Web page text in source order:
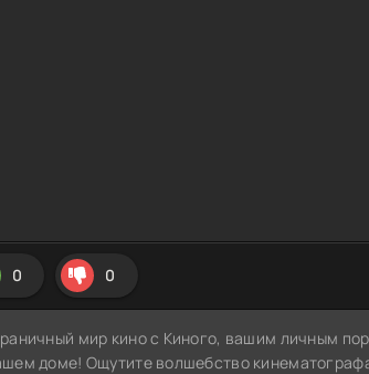
0 0
мир кино с Киного, вашим личным
доме! Ощутите волшебство